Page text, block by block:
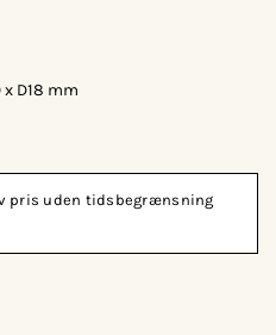
x D18 mm
pris uden tidsbegrænsning